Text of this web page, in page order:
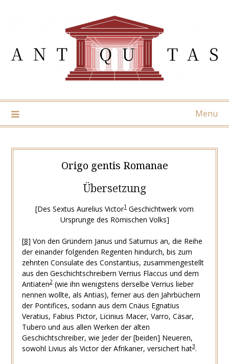
Menu
Origo gentis Romanae
Übersetzung
[Des Sextus Aurelius Victor1 Geschichtwerk vom
Ursprunge des Römischen Volks]
[8] Von den Gründern Janus und Saturnus an, die Reihe
der einander folgenden Regenten hindurch, bis zum
zehnten Consulate des Constantius, zusammengestellt
aus den Geschichtschreibern Verrius Flaccus und dem
Antiaten2(wie ihn wenigstens derselbe Verrius lieber
nennen wollte, als Antias), ferner aus den Jahrbüchern
der Pontifices, sodann aus dem Cnäus Egnatius
Veratius, Fabius Pictor, Licinius Macer, Varro, Cäsar,
Tubero und aus allen Werken der alten
Geschichtschreiber, wie Jeder der [beiden] Neueren,
sowohl Livius als Victor der Afrikaner, versichert hat3.